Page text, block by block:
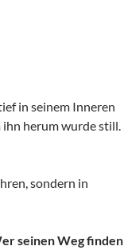
in seinem Inneren
ihn herum wurde still.
sondern in
seinen Weg finden